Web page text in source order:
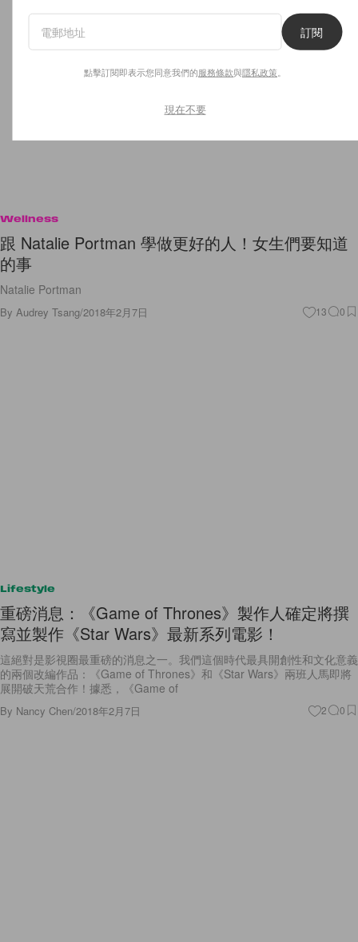
Wellness
跟 Natalie Portman 學做更好的人！女生們要知道
的事
Natalie Portman
By Audrey Tsang/2018年2月7日 13 0
Lifestyle
重磅消息：《Game of Thrones》製作人確定將撰
寫並製作《Star Wars》最新系列電影！
這絕對是影視圈最重磅的消息之一。我們這個時代最具開創性和文化意義
的兩個改編作品：《Game of Thrones》和《Star Wars》兩班人馬即將
展開破天荒合作！據悉，《Game of
By Nancy Chen/2018年2月7日 2 0
訂閱
點擊訂閱即表示您同意我們的服務條款與隱私政策
現在不要